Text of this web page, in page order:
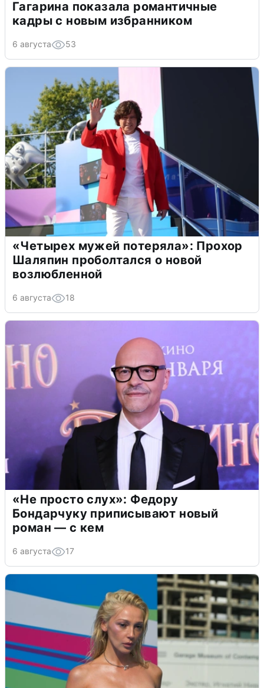
Гагарина показала романтичные
кадры с новым избранником
6 августа 53
«Четырех мужей потеряла»: Прохор
Шаляпин проболтался о новой
возлюбленной
6 августа 18
«Не просто слух»: Федору
Бондарчуку приписывают новый
роман — с кем
6 августа 17